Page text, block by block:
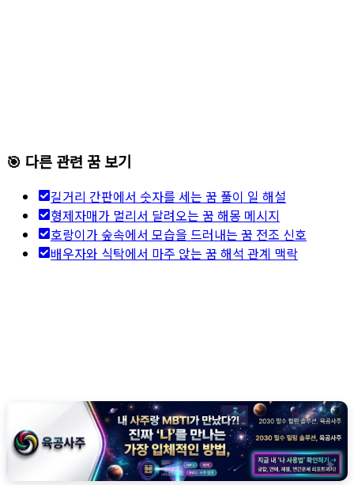
🎯 다른 관련 꿈 보기
길거리 간판에서 숫자를 세는 꿈 풀이 일 해설
형제자매가 멀리서 달려오는 꿈 해몽 메시지
호랑이가 숲속에서 모습을 드러내는 꿈 전조 신호
배우자와 식탁에서 마주 앉는 꿈 해석 관계 맥락